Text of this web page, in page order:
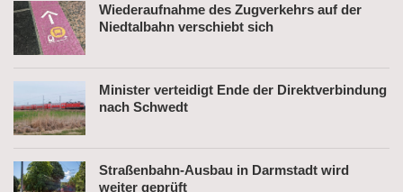
Wiederaufnahme des Zugverkehrs auf der
Niedtalbahn verschiebt sich
Minister verteidigt Ende der Direktverbindung
nach Schwedt
Straßenbahn-Ausbau in Darmstadt wird
weiter geprüft